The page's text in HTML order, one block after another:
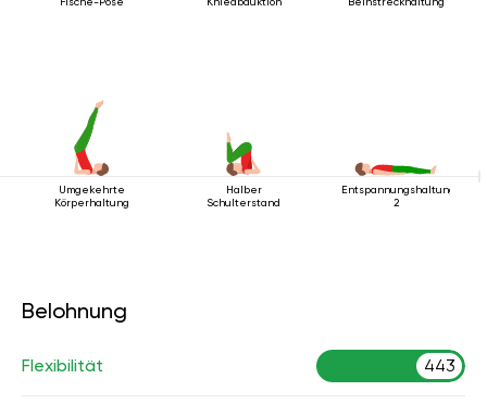
Umgekehrte
Körperhaltung
Halber
Schulterstand
Entspannungshaltung
2
Belohnung
Flexibilität 443